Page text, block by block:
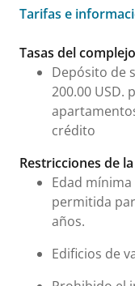
Tarifas e
Tarifas e
Tasas del complejo
Depósito de
200.00 USD.
crédito
Restricciones de
Edad
permitida
años.
Edificios de